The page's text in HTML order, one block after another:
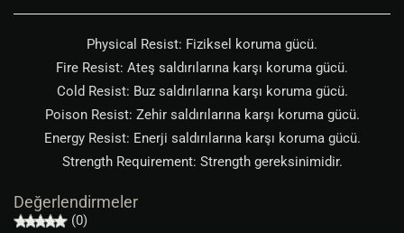
Physical Resist: Fiziksel koruma gücü.
Fire Resist: Ateş saldırılarına karşı koruma gücü.
Cold Resist: Buz saldırılarına karşı koruma gücü.
Poison Resist: Zehir saldırılarına karşı koruma gücü.
Energy Resist: Enerji saldırılarına karşı koruma gücü.
Strength Requirement: Strength gereksinimidir.
Değerlendirmeler
(0)